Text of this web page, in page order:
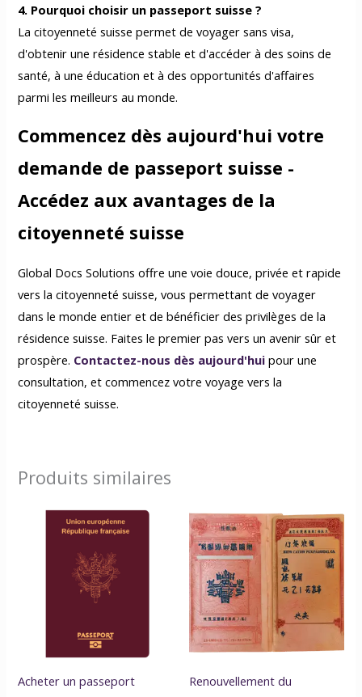
4. Pourquoi choisir un passeport suisse ?
La citoyenneté suisse permet de voyager sans visa,
d'obtenir une résidence stable et d'accéder à des soins de
santé, à une éducation et à des opportunités d'affaires
parmi les meilleurs au monde.
Commencez dès aujourd'hui votre
demande de passeport suisse -
Accédez aux avantages de la
citoyenneté suisse
Global Docs Solutions offre une voie douce, privée et rapide
vers la citoyenneté suisse, vous permettant de voyager
dans le monde entier et de bénéficier des privilèges de la
résidence suisse. Faites le premier pas vers un avenir sûr et
prospère. Contactez-nous dès aujourd'hui pour une
consultation, et commencez votre voyage vers la
citoyenneté suisse.
Produits similaires
Acheter un passeport
Renouvellement du